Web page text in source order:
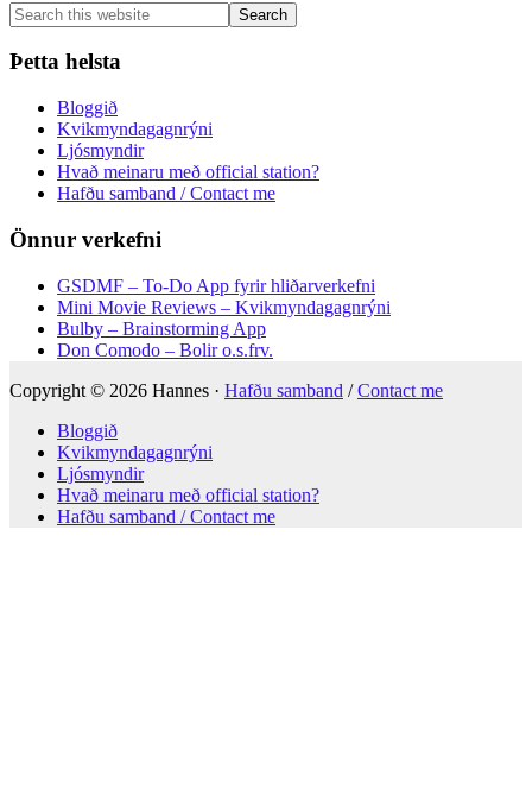
Search
this
website
Þetta helsta
Bloggið
Kvikmyndagagnrýni
Ljósmyndir
Hvað meinaru með official station?
Hafðu samband / Contact me
Önnur verkefni
GSDMF – To-Do App fyrir hliðarverkefni
Mini Movie Reviews – Kvikmyndagagnrýni
Bulby – Brainstorming App
Don Comodo – Bolir o.s.frv.
Copyright © 2026 Hannes · Hafðu samband /Contact me
Bloggið
Kvikmyndagagnrýni
Ljósmyndir
Hvað meinaru með official station?
Hafðu samband / Contact me